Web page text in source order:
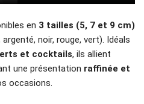
en 3 tailles (5, 7 et 9 cm)
argenté, noir, rouge, vert). Idéals
et cocktails, ils allient
une présentation raffinée et
occasions.